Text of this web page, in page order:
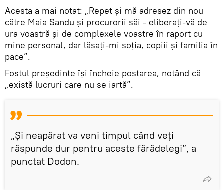
Acesta a mai notat: „Repet şi mă adresez din nou
către Maia Sandu și procurorii săi - eliberați-vă de
ura voastră și de complexele voastre în raport cu
mine personal, dar lăsați-mi soția, copiii şi familia în
pace”.
Fostul președinte își încheie postarea, notând că
„există lucruri care nu se iartă”.
„Şi neapărat va veni timpul când veți
răspunde dur pentru aceste fărădelegi”, a
punctat Dodon.